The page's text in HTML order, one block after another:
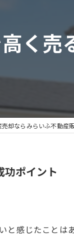
く
売却ならみらいふ不動産
功ポイント
感じたこと